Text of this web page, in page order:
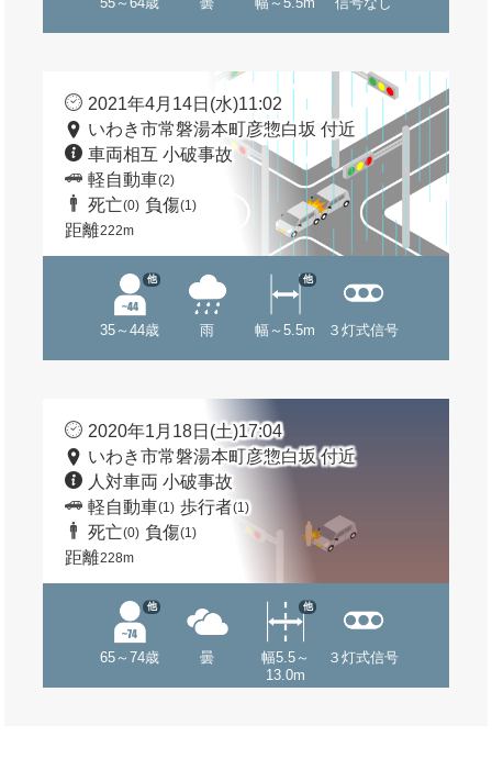
2021年4月14日(水)11:02
いわき市常磐湯本町彦惣白坂 付近
車両相互 小破事故
軽自動車(2)
死亡(0) 負傷(1)
距離222m
35～44歳
他
雨 幅～5.5m
他
３灯式信号
2020年1月18日(土)17:04
いわき市常磐湯本町彦惣白坂 付近
人対車両 小破事故
軽自動車(1) 歩行者(1)
死亡(0) 負傷(1)
距離228m
65～74歳
他
曇
幅5.5～
13.0m
他
３灯式信号